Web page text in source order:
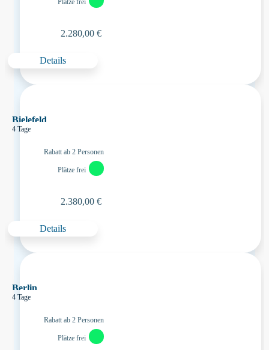
Plätze frei
2.280,00 €
Details
Bielefeld
4 Tage
Rabatt ab 2 Personen
Plätze frei
2.380,00 €
Details
Berlin
4 Tage
Rabatt ab 2 Personen
Plätze frei